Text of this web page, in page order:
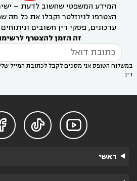
המידע המשפטי שחשוב לדעת –
הצטרפו לניוזלטר וקבלו את כל
עדכונים, פסקי דין חשובים
זה הזמן להצטרף
במשלוח הטופס אני מסכים לקבל לכתובת המייל
דין


ראשי